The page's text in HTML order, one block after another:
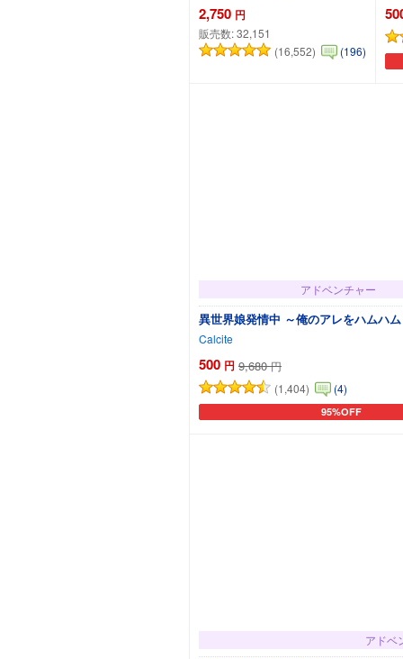
2,750 円
販売数:32,151
(16,552)
(196)
アドベンチャー
異世界娘発情中 ～俺のアレをハムハ
Calcite
500 円 9,680 円
(1,404)
(4)
95%OFF
カートに追加
アドベ